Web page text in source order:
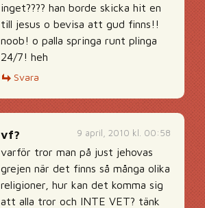
inget???? han borde skicka hit en
till jesus o bevisa att gud finns!!
noob! o palla springa runt plinga
24/7! heh
Svara
9 april, 2010 kl. 00:58
vf?
varför tror man på just jehovas
grejen när det finns så många olika
religioner, hur kan det komma sig
att alla tror och INTE VET? tänk